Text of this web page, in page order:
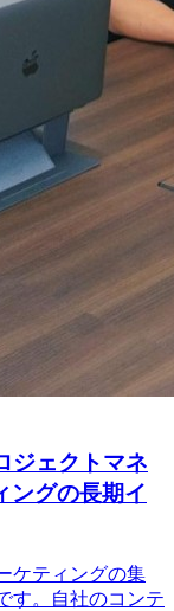
ジェクトマネ
ングの長期イ
ケティングの集
す。自社のコンテ